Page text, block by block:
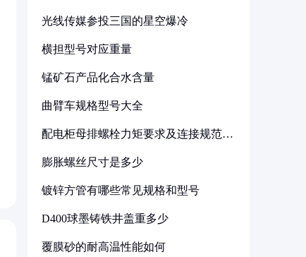
光线传媒参投三国的星空爆冷
横担型号对应重量
锰矿石产品化合水含量
曲臂车规格型号大全
配电柜母排螺栓力矩要求及连接规范详
膨胀螺丝尺寸是多少
镀锌方管有哪些常见规格和型号
D400球墨铸铁井盖重多少
覆膜砂的耐高温性能如何